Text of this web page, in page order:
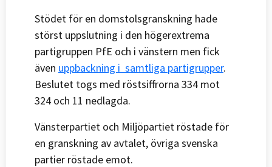
Stödet för en domstolsgranskning hade
störst uppslutning i den högerextrema
partigruppen PfE och i vänstern men fick
även uppbackning i samtliga partigrupper.
Beslutet togs med röstsiffrorna 334 mot
324 och 11 nedlagda.
Vänsterpartiet och Miljöpartiet röstade för
en granskning av avtalet, övriga svenska
partier röstade emot.